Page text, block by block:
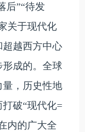
后”“待发
关于现代化
越西方中心
成的。全球
，历史性地
破“现代化=
内的广大全